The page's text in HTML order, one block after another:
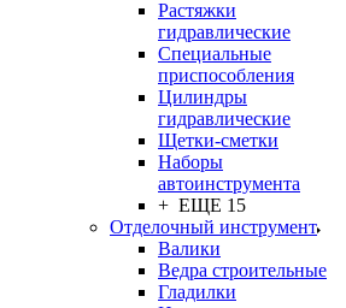
Растяжки
гидравлические
Специальные
приспособления
Цилиндры
гидравлические
Щетки-сметки
Наборы
автоинструмента
+ ЕЩЕ 15
Отделочный инструмент
Валики
Ведра строительные
Гладилки